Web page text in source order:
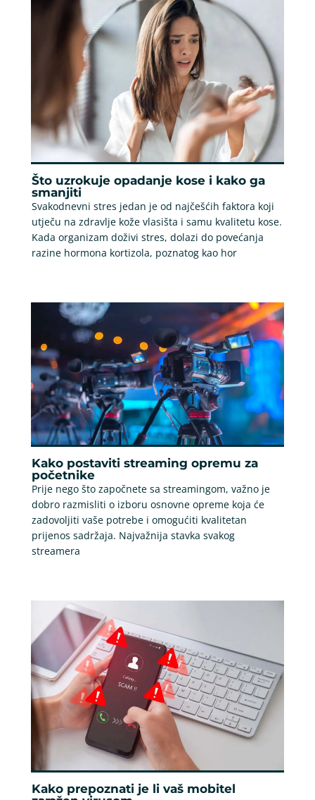
Što uzrokuje opadanje kose i kako ga
smanjiti
Svakodnevni stres jedan je od najčešćih faktora koji
utječu na zdravlje kože vlasišta i samu kvalitetu kose.
Kada organizam doživi stres, dolazi do povećanja
razine hormona kortizola, poznatog kao hor
Kako postaviti streaming opremu za
početnike
Prije nego što započnete sa streamingom, važno je
dobro razmisliti o izboru osnovne opreme koja će
zadovoljiti vaše potrebe i omogućiti kvalitetan
prijenos sadržaja. Najvažnija stavka svakog
streamera
Kako prepoznati je li vaš mobitel